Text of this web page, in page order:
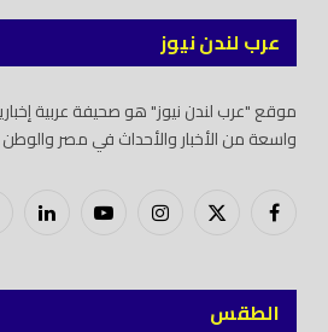
عرب لندن نيوز
موقع "عرب لندن نيوز" هو صحيفة عربية
واسعة من الأخبار والأحداث في مصر والوطن
فيسبوكX
إنستغراميوتيوب لينكدود
الطقس